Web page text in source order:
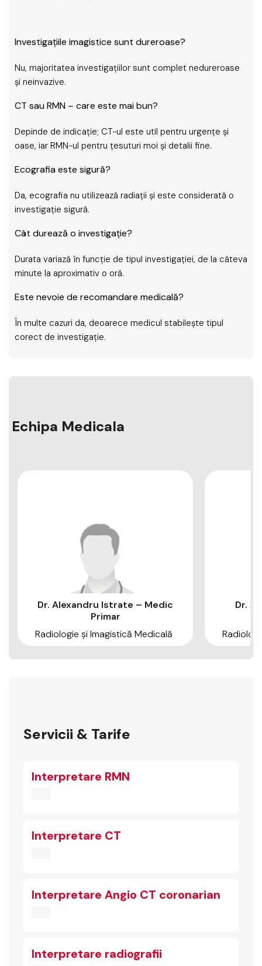
Investigațiile imagistice sunt dureroase?
Nu, majoritatea investigațiilor sunt complet nedureroase
și neinvazive.
CT sau RMN – care este mai bun?
Depinde de indicație; CT-ul este util pentru urgențe și
oase, iar RMN-ul pentru țesuturi moi și detalii fine.
Ecografia este sigură?
Da, ecografia nu utilizează radiații și este considerată o
investigație sigură.
Cât durează o investigație?
Durata variază în funcție de tipul investigației, de la câteva
minute la aproximativ o oră.
Este nevoie de recomandare medicală?
În multe cazuri da, deoarece medicul stabilește tipul
corect de investigație.
Echipa Medicala
Dr. Alexandru Istrate – Medic
Primar
Radiologie şi Imagistică Medicală
Dr.
Servicii & Tarife
Interpretare RMN
Interpretare CT
Interpretare Angio CT coronarian
Interpretare radiografii